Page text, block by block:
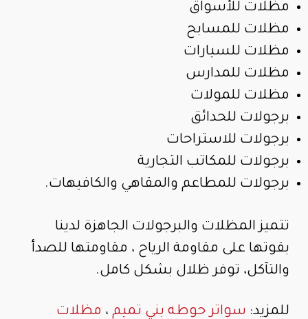
مظلات للأسواق
مظلات للمسابح
مظلات للسيارات
مظلات للمدارس
مظلات للمولات
برجولات للحدائق
برجولات للاستراحات
برجولات للمكاتب التجارية
برجولات للمطاعم والمقاهي والكافيهات.
تتميز المظلات والبرجولات الجاهزة لدينا
بقوتها على مقاومة الرياح ، مقاومتها للصدأ
والتآكل، توفر ظلال بشكل كامل.
للمزيد: سواتر حوطه بني تميم، مظلات